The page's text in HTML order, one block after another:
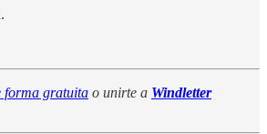
forma gratuita o unirte a Windletter